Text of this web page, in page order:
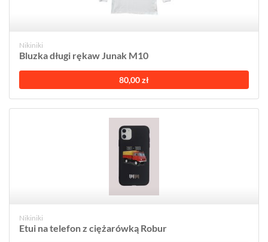
Nikiniki
Bluzka długi rękaw Junak M10
80,00 zł
Nikiniki
Etui na telefon z ciężarówką Robur